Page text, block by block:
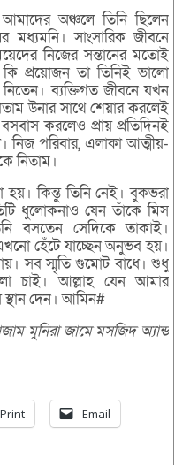
অঞ্চলে তিনি ছিলেন
মধ্যমনি। সাংসারিক জীবনে
নিজের সন্তানের মতোই
প্রয়োজন তা তিনিই ভালো
ব্যক্তিগত জীবনে যখন
উনার সাথে শেয়ার করলেই
করলেও প্রায় প্রতিদিনই
নিজ পরিবার, এলাকা আত্মীয়-
নিতাম।
হয়। কিন্তু তিনি নেই। বুকভরা
ধুলোকনাও যেন তাঁকে মিস
বসতেন সেদিকে তাকাই।
হেঁটে যাচ্ছেন অনুভব হয়।
সব স্মৃতি গুমোট বাধে। শুধু
চাই। আল্লাহ যেন আমার
দেন। আমিন#
মুনিরা জামে মসজিদ অ্যান্ড
Print Email